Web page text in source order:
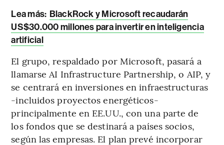
Lea más: BlackRock y Microsoft recaudarán
US$30.000 millones para invertir en inteligencia
artificial
El grupo, respaldado por Microsoft, pasará a
llamarse AI Infrastructure Partnership, o AIP, y
se centrará en inversiones en infraestructuras
-incluidos proyectos energéticos-
principalmente en EE.UU., con una parte de
los fondos que se destinará a países socios,
según las empresas. El plan prevé incorporar